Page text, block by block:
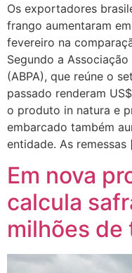
Os exportadores
frango aumentaram
fevereiro na
Segundo a
(ABPA), que reúne o
passado renderam
o produto in natura e
embarcado também
entidade. As remessas
Em nova
calcula
milhões de